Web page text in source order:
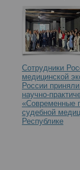
Сотрудники
медицинской
России
научно-
«Современные
судебной
Республике